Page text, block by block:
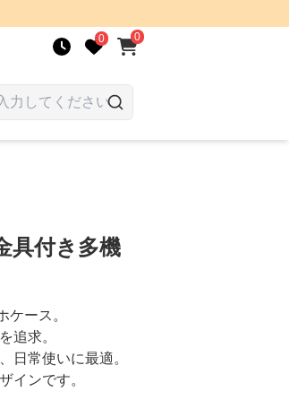
0 0
具付き多機
ース。
追求。
日常使いに最適。
インです。